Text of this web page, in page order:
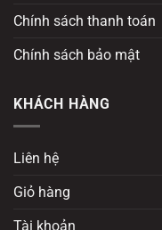
Chính sách thanh toán
Chính sách bảo mật
KHÁCH HÀNG
Liên hệ
Giỏ hàng
Tài khoản